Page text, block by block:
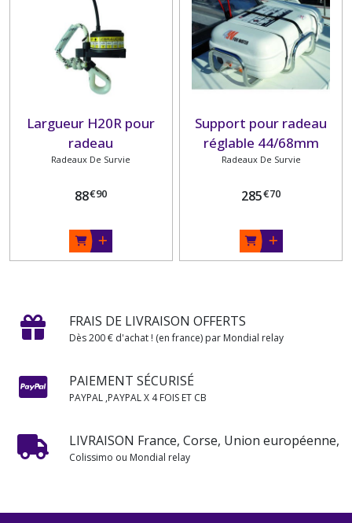
Largueur H20R pour
radeau
Radeaux De Survie
88€90
Support pour radeau
réglable 44/68mm
''Sonia''
Radeaux De Survie
285€70
FRAIS DE LIVRAISON OFFERTS
Dès 200 € d'achat ! (en france) par Mondial relay
PAIEMENT SÉCURISÉ
PAYPAL ,PAYPAL X 4 FOIS ET CB
LIVRAISON France, Corse, Union européenne,
Colissimo ou Mondial relay